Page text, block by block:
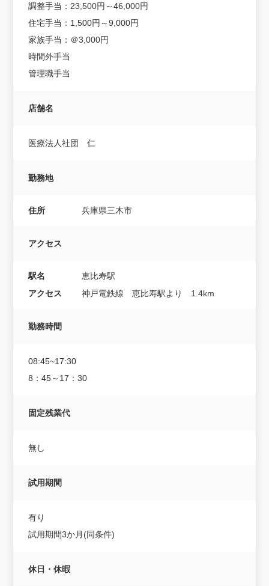
調整手当：23,500円～46,000円
住宅手当：1,500円～9,000円
家族手当：＠3,000円
時間外手当
管理職手当
店舗名
医療法人社団 仁
勤務地
住所 兵庫県三木市
アクセス
駅名
恵比寿駅
アクセス
神戸電鉄線 恵比寿駅より 1.4km
勤務時間
08:45~17:30
8：45～17：30
固定残業代
無し
試用期間
有り
試用期間3か月(同条件)
休日・休暇